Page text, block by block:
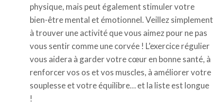
physique, mais peut également stimuler votre
bien-être mental et émotionnel. Veillez simplement
à trouver une activité que vous aimez pour ne pas
vous sentir comme une corvée ! L’exercice régulier
vous aidera à garder votre cœur en bonne santé, à
renforcer vos os et vos muscles, à améliorer votre
souplesse et votre équilibre… et la liste est longue
!